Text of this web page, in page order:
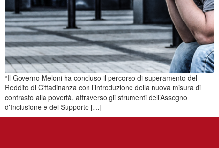
“Il Governo Meloni ha concluso il percorso di superamento del
Reddito di Cittadinanza con l’introduzione della nuova misura di
contrasto alla povertà, attraverso gli strumenti dell’Assegno
d’Inclusione e del Supporto […]